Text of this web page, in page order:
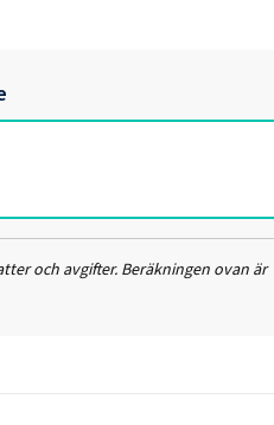
och avgifter. Beräkningen ovan är